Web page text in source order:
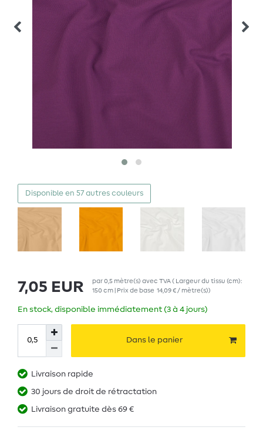
Disponible en 57 autres couleurs
7,05 EUR par0,5 mètre(s) avec TVA( Largeur du tissu (cm):
150 cm | Prix de base 14,09 € / mètre(s))
En stock, disponible immédiatement (3 à 4 jours)
Dans le panier
Livraison rapide
30 jours de droit de rétractation
Livraison gratuite dès 69 €